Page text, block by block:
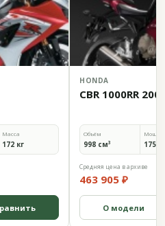
Масса
172 кг
HONDA
CBR 1000RR
Объём
998 см³ 175
Средняя цена в архиве
463 905 ₽
О модели